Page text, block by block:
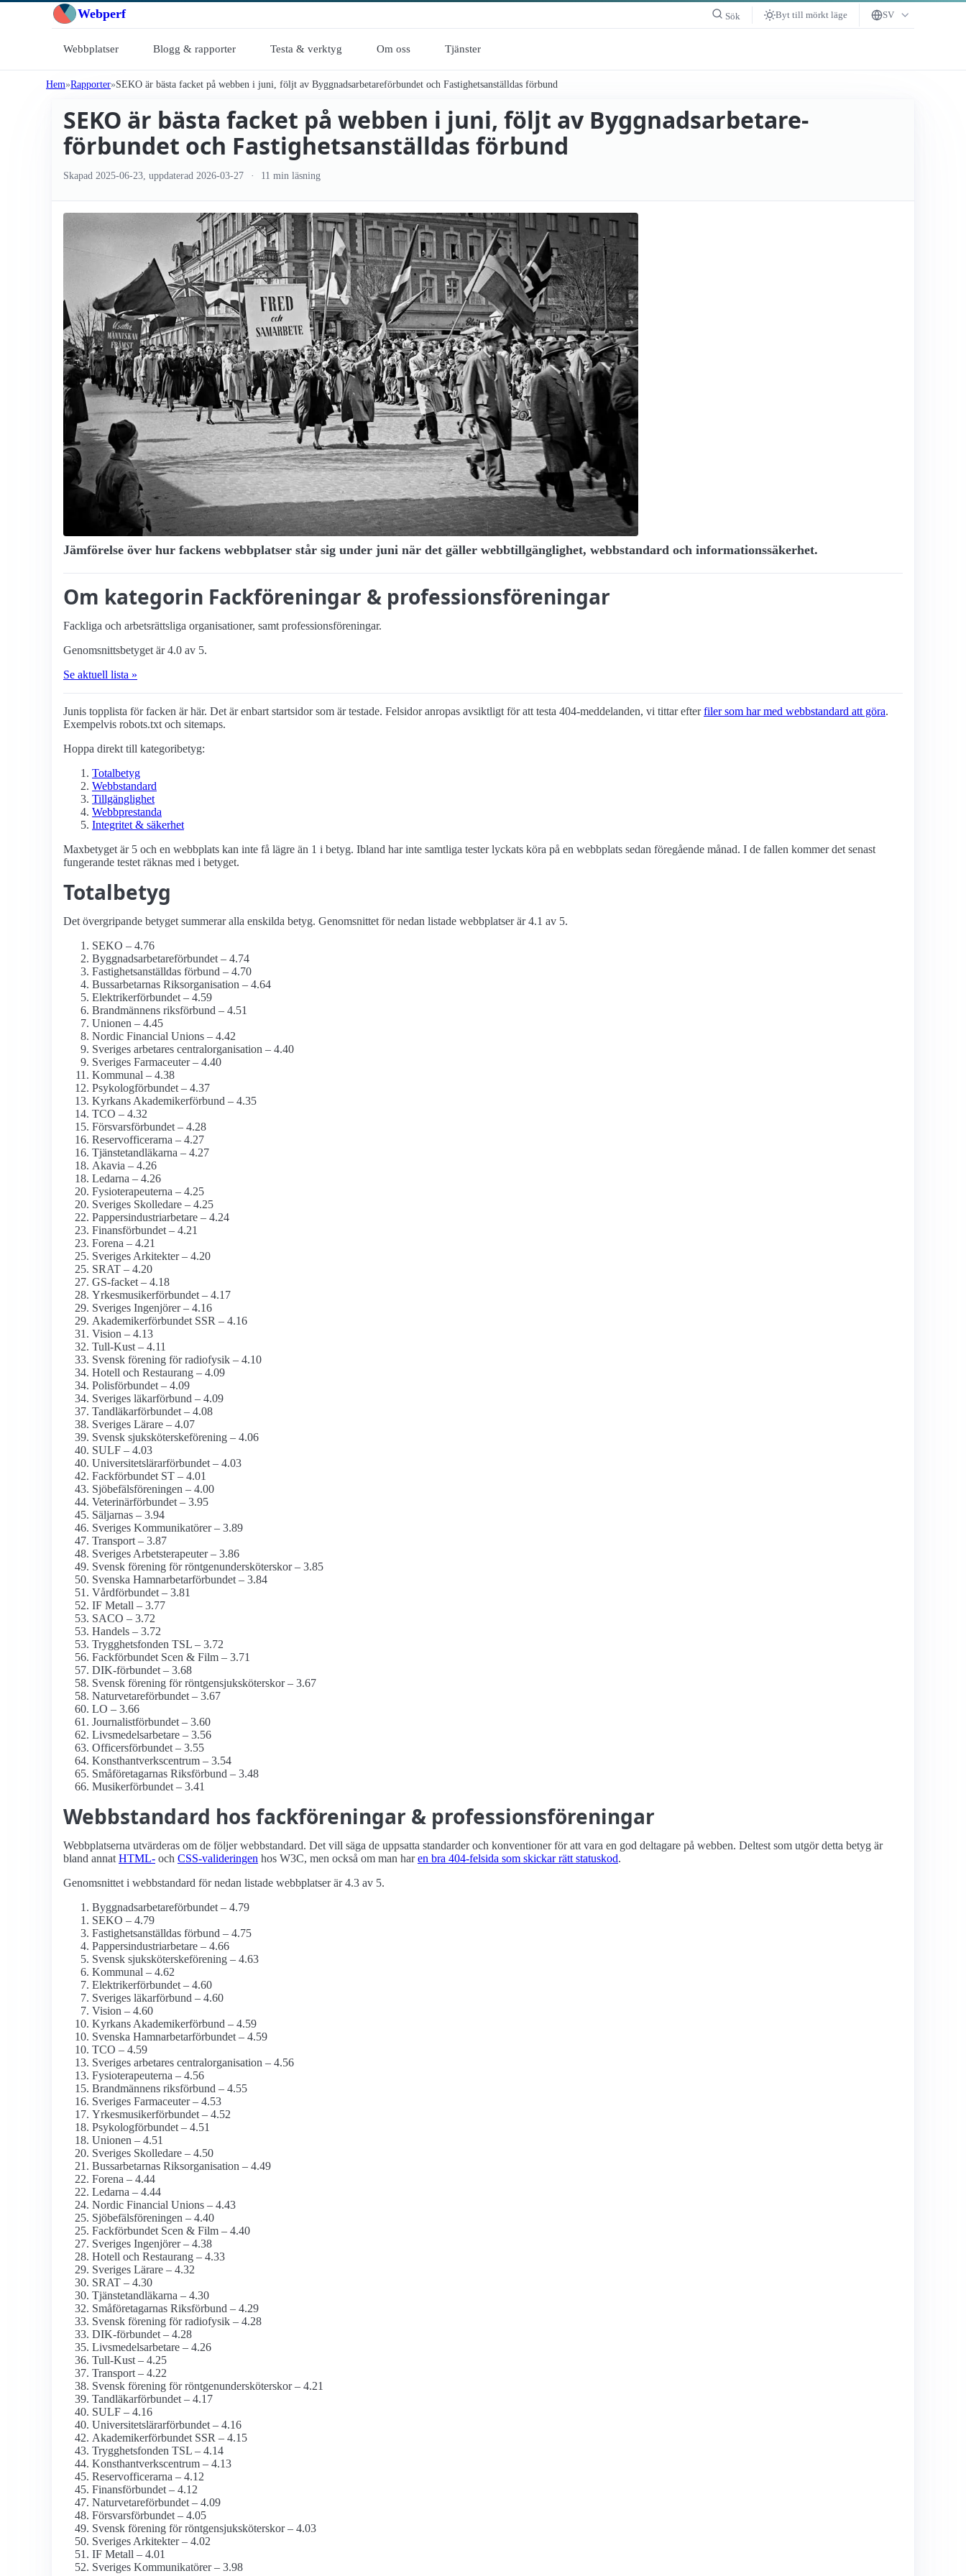
Webperf Sök Byt till mörkt läge SV
Webbplatser Blogg & rapporter Testa & verktyg Om oss Tjänster
Hem Rapporter SEKO är bästa facket på webben i juni, följt av Byggnadsarbetare­förbundet och Fastighets­anställdas förbund
SEKO är bästa facket på webben i juni, följt av Byggnadsarbetare­
förbundet och Fastighets­anställdas förbund
Skapad 2025-06-23 , uppdaterad 2026-03-27 11 min läsning
Jämförelse över hur fackens webbplatser står sig under juni när det gäller webbtillgänglighet, webbstandard och informationssäkerhet.
Om kategorin Fack­föreningar & professions­föreningar
Fackliga och arbets­rättsliga organisationer, samt professions­föreningar.
Genomsnittsbetyget är 4.0 av 5.
Se aktuell lista »
Junis topplista för facken är här. Det är enbart startsidor som är testade. Felsidor anropas avsiktligt för att testa 404-meddelanden, vi tittar efterfiler som har med webbstandard att göra.
Exempelvis robots.txt och sitemaps.
Hoppa direkt till kategoribetyg:
Totalbetyg
Webbstandard
Tillgänglighet
Webbprestanda
Integritet & säkerhet
Maxbetyget är 5 och en webbplats kan inte få lägre än 1 i betyg. Ibland har inte samtliga tester lyckats köra på en webbplats sedan föregående månad. I de fallen kommer det senast
fungerande testet räknas med i betyget.
Totalbetyg
Det övergripande betyget summerar alla enskilda betyg. Genomsnittet för nedan listade webbplatser är 4.1 av 5.
SEKO – 4.76
Byggnadsarbetare­förbundet – 4.74
Fastighets­anställdas förbund – 4.70
Bussarbetarnas Riksorganisation – 4.64
Elektriker­förbundet – 4.59
Brandmännens riksförbund – 4.51
Unionen – 4.45
Nordic Financial Unions – 4.42
Sveriges arbetares centralorganisation – 4.40
Sveriges Farmaceuter – 4.40
Kommunal – 4.38
Psykolog­förbundet – 4.37
Kyrkans Akademikerförbund – 4.35
TCO – 4.32
Försvarsförbundet – 4.28
Reservofficerarna – 4.27
Tjänstetandläkarna – 4.27
Akavia – 4.26
Ledarna – 4.26
Fysioterapeuterna – 4.25
Sveriges Skolledare – 4.25
Pappersindustri­arbetare – 4.24
Finans­förbundet – 4.21
Forena – 4.21
Sveriges Arkitekter – 4.20
SRAT – 4.20
GS-facket – 4.18
Yrkesmusiker­förbundet – 4.17
Sveriges Ingenjörer – 4.16
Akademiker­förbundet SSR – 4.16
Vision – 4.13
Tull-Kust – 4.11
Svensk förening för radiofysik – 4.10
Hotell och Restaurang – 4.09
Polisförbundet – 4.09
Sveriges läkarförbund – 4.09
Tandläkar­förbundet – 4.08
Sveriges Lärare – 4.07
Svensk sjuksköterskeförening – 4.06
SULF – 4.03
Universitetslärar­förbundet – 4.03
Fackförbundet ST – 4.01
Sjöbefälsföreningen – 4.00
Veterinärförbundet – 3.95
Säljarnas – 3.94
Sveriges Kommunikatörer – 3.89
Transport – 3.87
Sveriges Arbetsterapeuter – 3.86
Svensk förening för röntgenundersköterskor – 3.85
Svenska Hamnarbetarförbundet – 3.84
Vårdförbundet – 3.81
IF Metall – 3.77
SACO – 3.72
Handels – 3.72
Trygghetsfonden TSL – 3.72
Fackförbundet Scen & Film – 3.71
DIK-förbundet – 3.68
Svensk förening för röntgensjuksköterskor – 3.67
Naturvetare­förbundet – 3.67
LO – 3.66
Journalist­förbundet – 3.60
Livsmedels­arbetare – 3.56
Officersförbundet – 3.55
Konsthantverkscentrum – 3.54
Småföretagarnas Riksförbund – 3.48
Musiker­förbundet – 3.41
Webbstandard hos fack­föreningar & professions­föreningar
Webbplatserna utvärderas om de följer webbstandard. Det vill säga de uppsatta standarder och konventioner för att vara en god deltagare på webben. Deltest som utgör detta betyg är
bland annat HTML- och CSS-valideringen hos W3C, men också om man haren bra 404-felsida som skickar rätt statuskod.
Genomsnittet i webbstandard för nedan listade webbplatser är 4.3 av 5.
Byggnadsarbetare­förbundet – 4.79
SEKO – 4.79
Fastighets­anställdas förbund – 4.75
Pappersindustri­arbetare – 4.66
Svensk sjuksköterskeförening – 4.63
Kommunal – 4.62
Elektriker­förbundet – 4.60
Sveriges läkarförbund – 4.60
Vision – 4.60
Kyrkans Akademikerförbund – 4.59
Svenska Hamnarbetarförbundet – 4.59
TCO – 4.59
Sveriges arbetares centralorganisation – 4.56
Fysioterapeuterna – 4.56
Brandmännens riksförbund – 4.55
Sveriges Farmaceuter – 4.53
Yrkesmusiker­förbundet – 4.52
Psykolog­förbundet – 4.51
Unionen – 4.51
Sveriges Skolledare – 4.50
Bussarbetarnas Riksorganisation – 4.49
Forena – 4.44
Ledarna – 4.44
Nordic Financial Unions – 4.43
Sjöbefälsföreningen – 4.40
Fackförbundet Scen & Film – 4.40
Sveriges Ingenjörer – 4.38
Hotell och Restaurang – 4.33
Sveriges Lärare – 4.32
SRAT – 4.30
Tjänstetandläkarna – 4.30
Småföretagarnas Riksförbund – 4.29
Svensk förening för radiofysik – 4.28
DIK-förbundet – 4.28
Livsmedels­arbetare – 4.26
Tull-Kust – 4.25
Transport – 4.22
Svensk förening för röntgenundersköterskor – 4.21
Tandläkar­förbundet – 4.17
SULF – 4.16
Universitetslärar­förbundet – 4.16
Akademiker­förbundet SSR – 4.15
Trygghetsfonden TSL – 4.14
Konsthantverkscentrum – 4.13
Reservofficerarna – 4.12
Finans­förbundet – 4.12
Naturvetare­förbundet – 4.09
Försvarsförbundet – 4.05
Svensk förening för röntgensjuksköterskor – 4.03
Sveriges Arkitekter – 4.02
IF Metall – 4.01
Sveriges Kommunikatörer – 3.98